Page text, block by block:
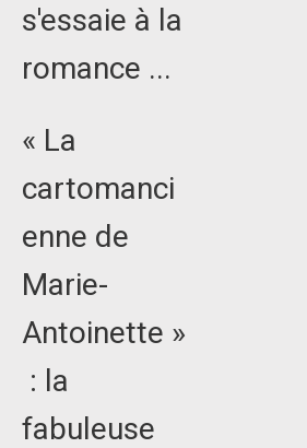
s'essaie à la
romance ...
« La
cartomanci
enne de
Marie-
Antoinette »
: la
fabuleuse